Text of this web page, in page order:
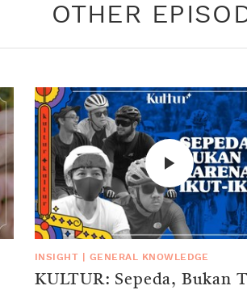
OTHER
INSIGHT GENERAL KNOWLEDGE
KULTUR: Sepeda, Bukan